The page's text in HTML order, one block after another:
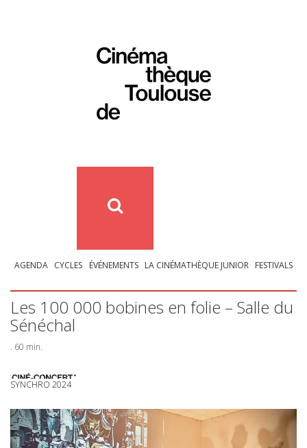
AGENDA CYCLES ÉVÉNEMENTS LA CINÉMATHÈQUE JUNIOR FESTIVALS
Les 100 000 bobines en folie – Salle du
Sénéchal
. 60 min.
SYNCHRO 2024